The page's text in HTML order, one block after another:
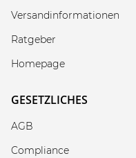
Versandinformationen
Ratgeber
Homepage
GESETZLICHES
AGB
Compliance